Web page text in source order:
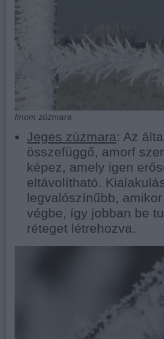
finom zúzmara
Jeges zúzmara: Az
összefüggő, amorf
képez, amely igen
eltávolítható.
legvalószínűbb,
végbe, így jobban be
réteget létrehozva.